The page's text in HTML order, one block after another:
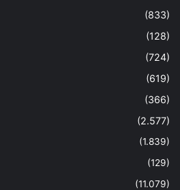
(833)
(128)
(724)
(619)
(366)
(2.577)
(1.839)
(129)
(11.079)